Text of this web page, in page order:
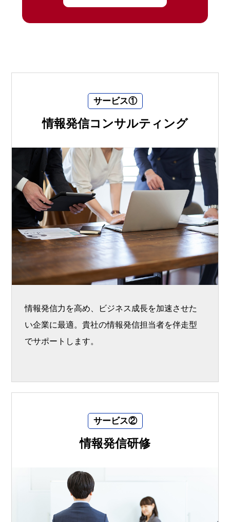
サービス①
情報発信コンサルティング
情報発信力を高め、ビジネス成長を加速させた
い企業に最適。貴社の情報発信担当者を伴走型
でサポートします。
サービス②
情報発信研修